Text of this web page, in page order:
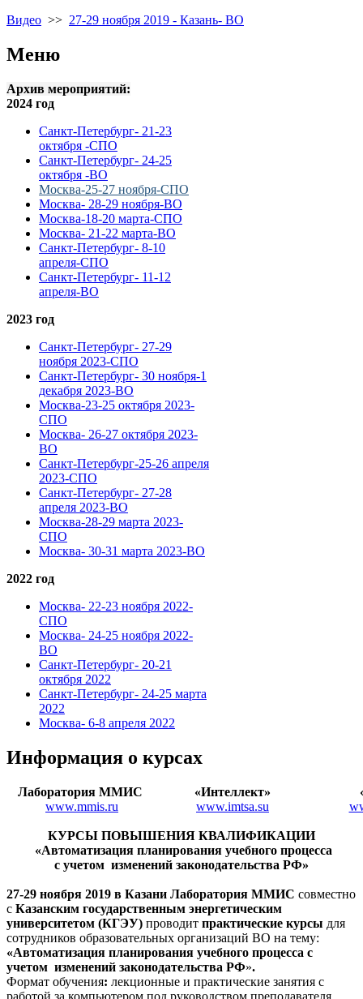
Видео >> 27-29 ноября 2019 - Казань- ВО
Меню
Архив мероприятий:
2024 год
Санкт-Петербург- 21-23
октября -СПО
Санкт-Петербург- 24-25
октября -ВО
Москва-25-27 ноября-СПО
Москва- 28-29 ноября-ВО
Москва-18-20 марта-СПО
Москва- 21-22 марта-ВО
Санкт-Петербург- 8-10
апреля-СПО
Санкт-Петербург- 11-12
апреля-ВО
2023 год
Санкт-Петербург- 27-29
ноября 2023-СПО
Санкт-Петербург- 30 ноября-1
декабря 2023-ВО
Москва-23-25 октября 2023-
СПО
Москва- 26-27 октября 2023-
ВО
Санкт-Петербург-25-26 апреля
2023-СПО
Санкт-Петербург- 27-28
апреля 2023-ВО
Москва-28-29 марта 2023-
СПО
Москва- 30-31 марта 2023-ВО
2022 год
Москва- 22-23 ноября 2022-
СПО
Москва- 24-25 ноября 2022-
ВО
Санкт-Петербург- 20-21
октября 2022
Санкт-Петербург- 24-25 марта
2022
Москва- 6-8 апреля 2022
Информация о курсах
Лаборатория ММИС
www.mmis.ru
«Интеллект»
www.imtsa.su
КУРСЫ ПОВЫШЕНИЯ КВАЛИФИКАЦИИ
«Автоматизация планирования учебного процесса
с учетом изменений законодательства РФ»
27-29 ноября 2019 в Казани Лаборатория ММИС совместно
с Казанским государственным энергетическим
университетом (КГЭУ) проводит практические курсы для
сотрудников образовательных организаций ВО на тему:
«Автоматизация планирования учебного процесса с
учетом изменений законодательства РФ».
Формат обучения: лекционные и практические занятия с
работой за компьютером под руководством преподавателя.